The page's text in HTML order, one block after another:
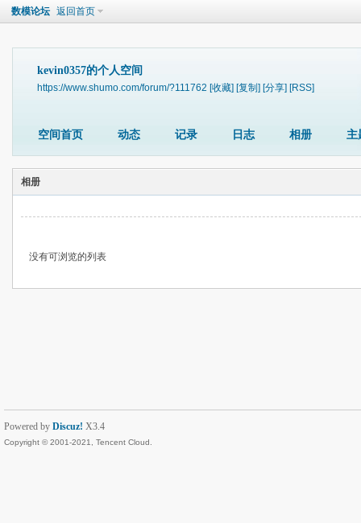
数模论坛 返回首页
kevin0357的个人空间
https://www.shumo.com/forum/?111762 [收藏] [复制] [分享] [RSS]
空间首页 动态 记录 日志 相册 主
相册
没有可浏览的列表
Powered by Discuz! X3.4
Copyright © 2001-2021, Tencent Cloud.